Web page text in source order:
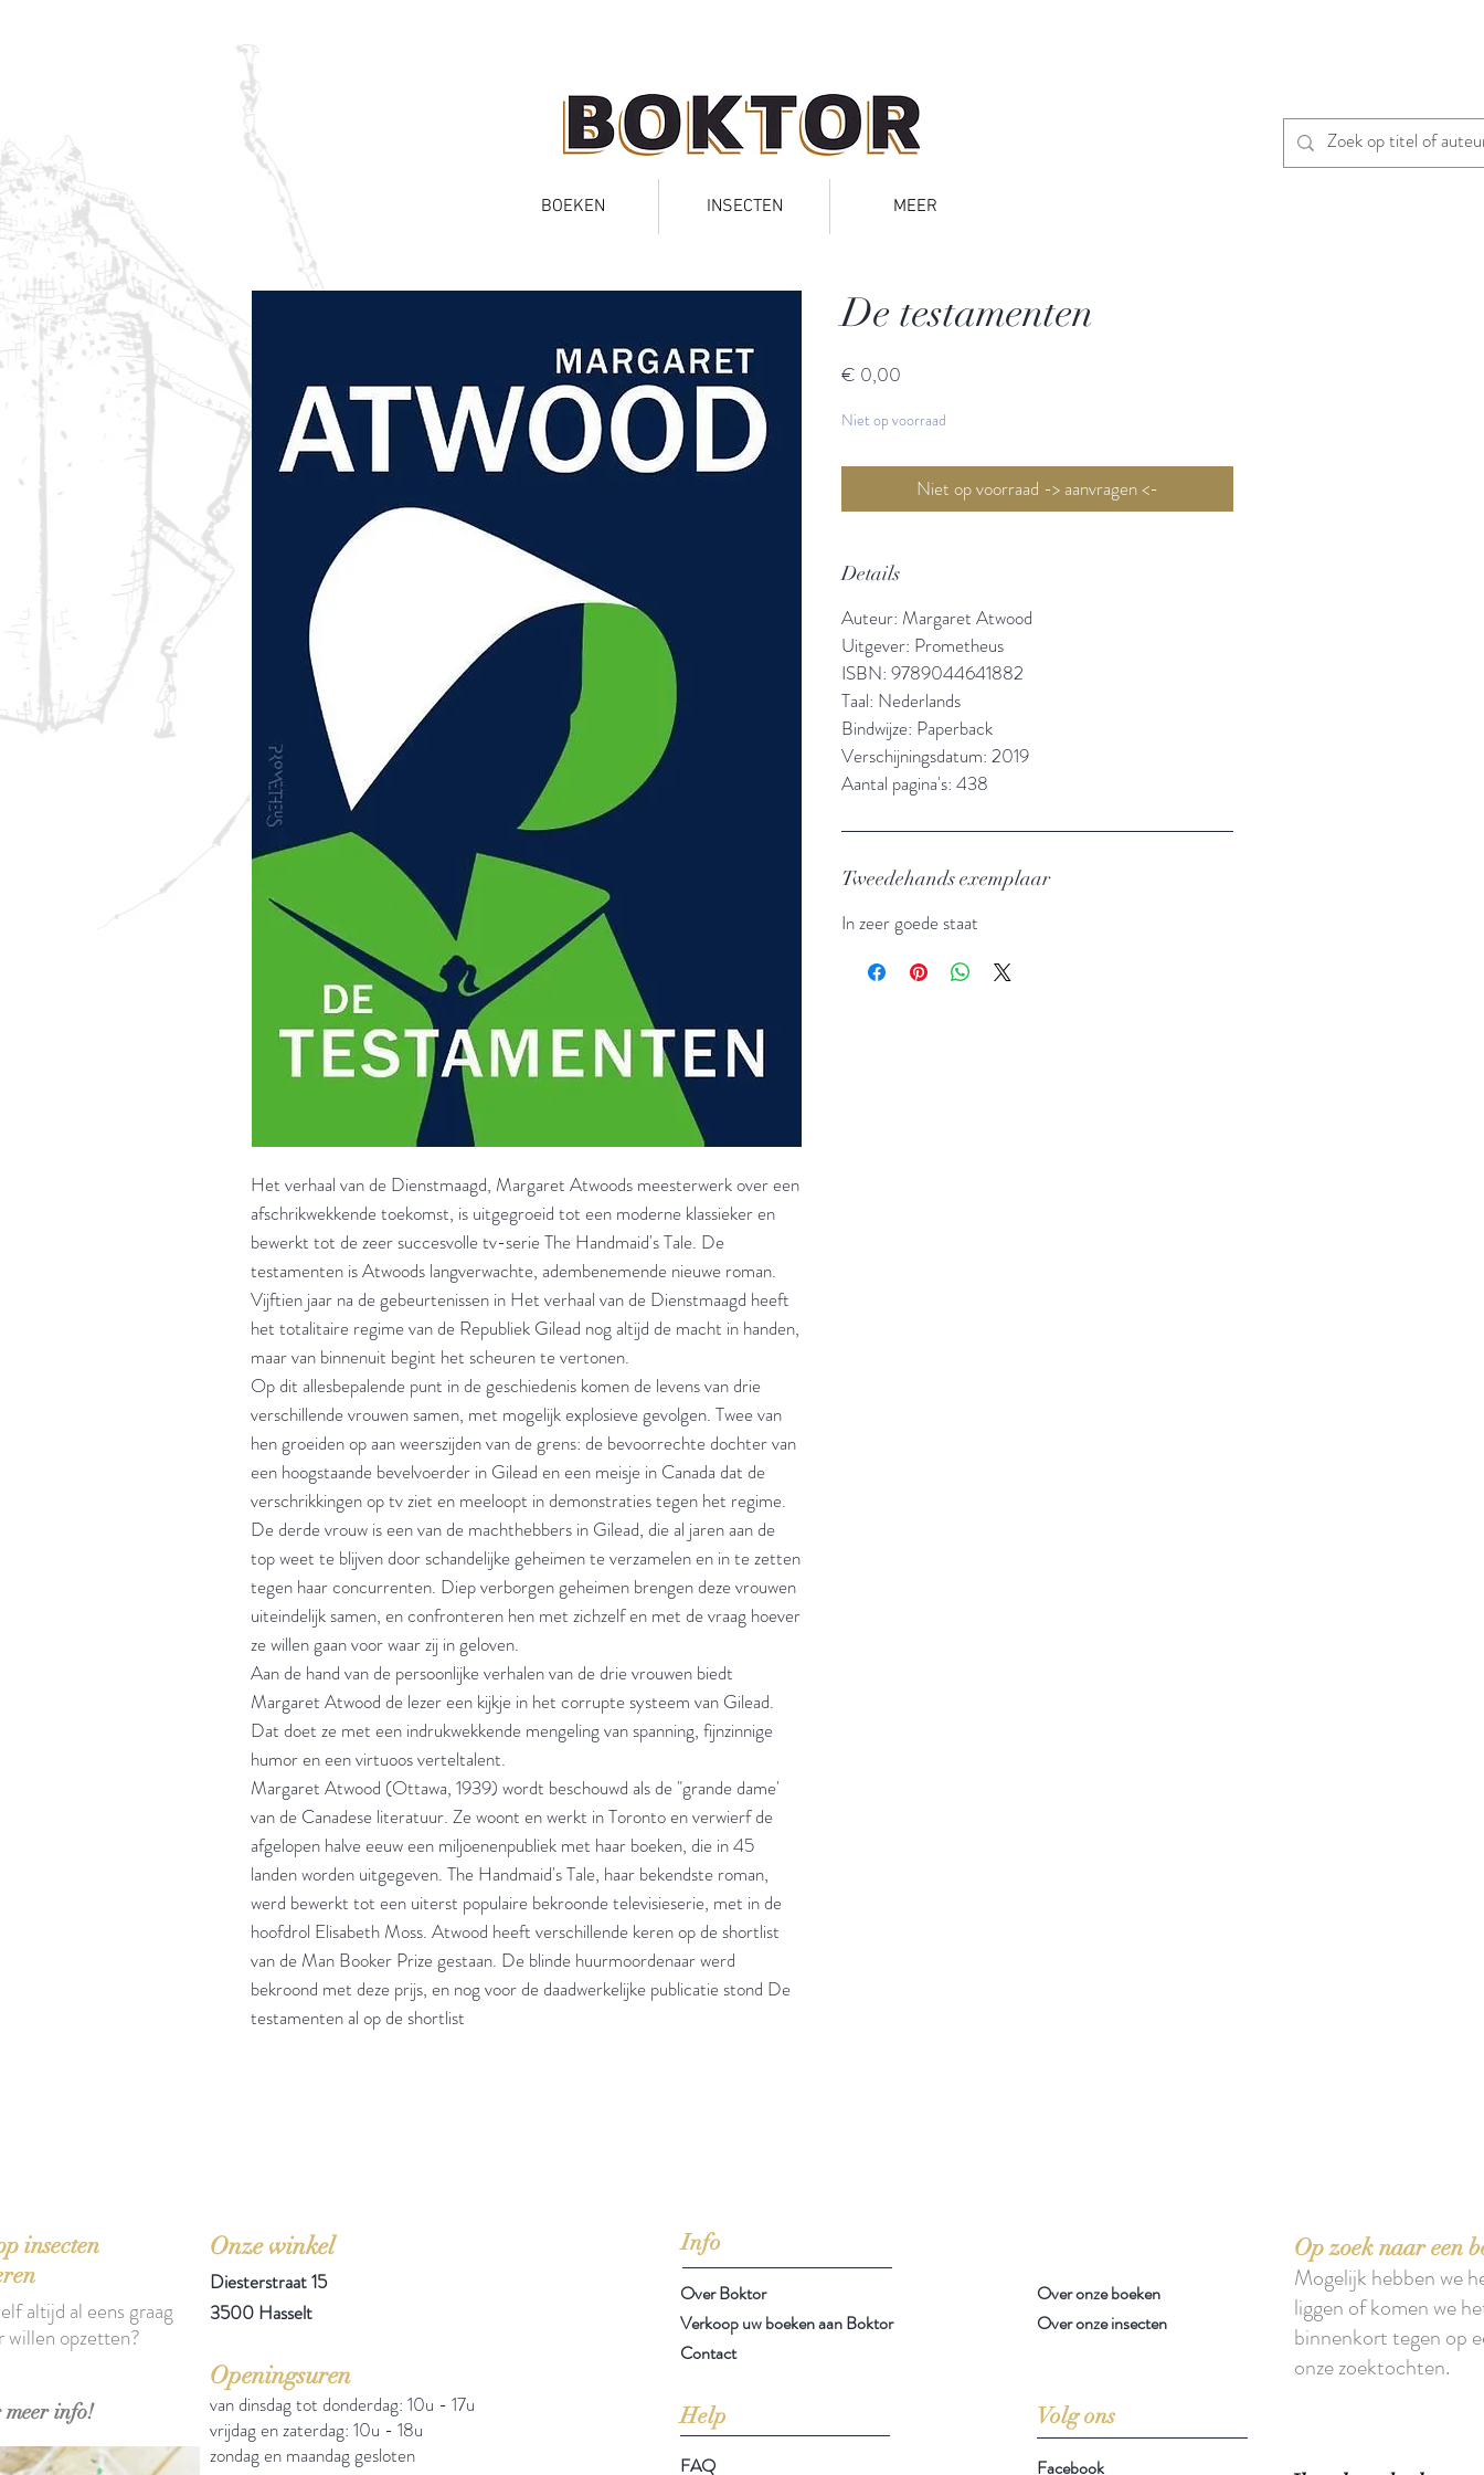
BOEKEN INSECTEN MEER
Het verhaal van de Dienstmaagd, Margaret Atwoods meesterwerk over een
afschrikwekkende toekomst, is uitgegroeid tot een moderne klassieker en
bewerkt tot de zeer succesvolle tv-serie The Handmaid's Tale. De
testamenten is Atwoods langverwachte, adembenemende nieuwe roman.
Vijftien jaar na de gebeurtenissen in Het verhaal van de Dienstmaagd heeft
het totalitaire regime van de Republiek Gilead nog altijd de macht in handen,
maar van binnenuit begint het scheuren te vertonen.
Op dit allesbepalende punt in de geschiedenis komen de levens van drie
verschillende vrouwen samen, met mogelijk explosieve gevolgen. Twee van
hen groeiden op aan weerszijden van de grens: de bevoorrechte dochter van
een hoogstaande bevelvoerder in Gilead en een meisje in Canada dat de
verschrikkingen op tv ziet en meeloopt in demonstraties tegen het regime.
De derde vrouw is een van de machthebbers in Gilead, die al jaren aan de
top weet te blijven door schandelijke geheimen te verzamelen en in te zetten
tegen haar concurrenten. Diep verborgen geheimen brengen deze vrouwen
uiteindelijk samen, en confronteren hen met zichzelf en met de vraag hoever
ze willen gaan voor waar zij in geloven.
Aan de hand van de persoonlijke verhalen van de drie vrouwen biedt
Margaret Atwood de lezer een kijkje in het corrupte systeem van Gilead.
Dat doet ze met een indrukwekkende mengeling van spanning, fijnzinnige
humor en een virtuoos verteltalent.
Margaret Atwood (Ottawa, 1939) wordt beschouwd als de "grande dame'
van de Canadese literatuur. Ze woont en werkt in Toronto en verwierf de
afgelopen halve eeuw een miljoenenpubliek met haar boeken, die in 45
landen worden uitgegeven. The Handmaid's Tale, haar bekendste roman,
werd bewerkt tot een uiterst populaire bekroonde televisieserie, met in de
hoofdrol Elisabeth Moss. Atwood heeft verschillende keren op de shortlist
van de Man Booker Prize gestaan. De blinde huurmoordenaar werd
bekroond met deze prijs, en nog voor de daadwerkelijke publicatie stond De
testamenten al op de shortlist
De testamenten
€ 0,00
Niet op voorraad
Niet op voorraad -> aanvragen <-
Details
Auteur: Margaret Atwood
Uitgever: Prometheus
ISBN: 9789044641882
Taal: Nederlands
Bindwijze: Paperback
Verschijningsdatum: 2019
Aantal pagina's: 438
Tweedehands exemplaar
In zeer goede staat
insecten
info!
altijd al eens graag
willen opzetten?
Onze winkel
Diesterstraat 15
3500 Hasselt
Openingsuren
van dinsdag tot donderdag: 10u - 17u
vrijdag en zaterdag: 10u - 18u
zondag en maandag gesloten
Info
Over Boktor
Verkoop uw boeken aan Boktor
Contact
Help Volg ons
Op zoek naar een
Mogelijk hebben we
liggen of komen we
binnenkort tegen op
onze zoektochten.
FAQ Facebook
Over onze boeken
Over onze insecten